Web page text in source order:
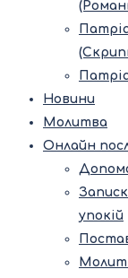
Новини
Молитва
Онлайн
упокій